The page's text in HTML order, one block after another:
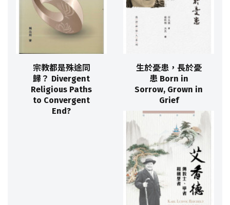
宗教都是殊途同
歸？ Divergent
Religious Paths
to Convergent
End?
生於憂患，長於憂
患 Born in
Sorrow, Grown in
Grief